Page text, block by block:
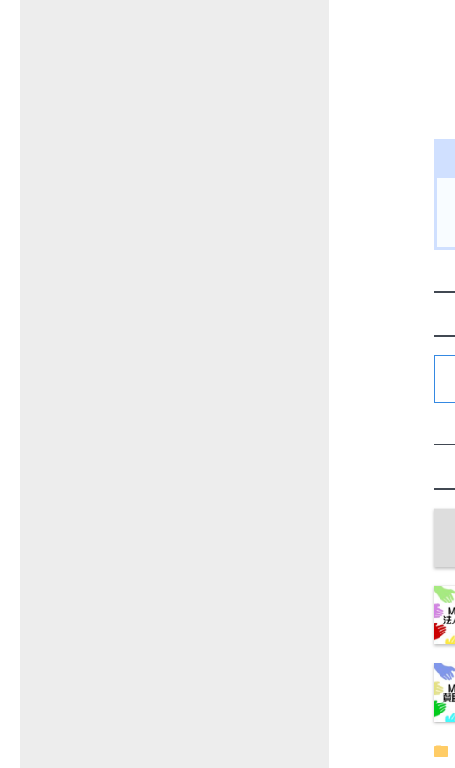
folder